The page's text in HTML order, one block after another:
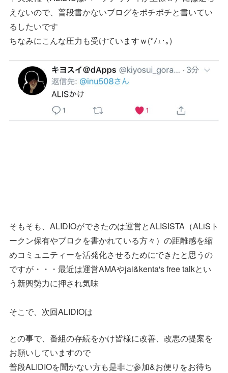
えないので、普段書かないブログをポチポチと書いてい
るしたいです
ちなみにこんな圧力も受けていますｗ(*ﾉｪ･｡)
そもそも、ALIDIOができたのは運営とALISISTA（ALiSト
ークン保有やブロクを書かれている方々）の距離感を縮
めコミュニティーを活発化させるためにできたと思うの
ですが・・・最近は運営AMAやjai&kenta's free talkとい
う新興勢力に押され気味
そこで、次回ALIDIOは
との事で、番組の存続をかけ皆様に改善、改悪の提案を
お願いしていますので
普段ALIDIOを聞かない方も是非ご参加&お便りをお待ち